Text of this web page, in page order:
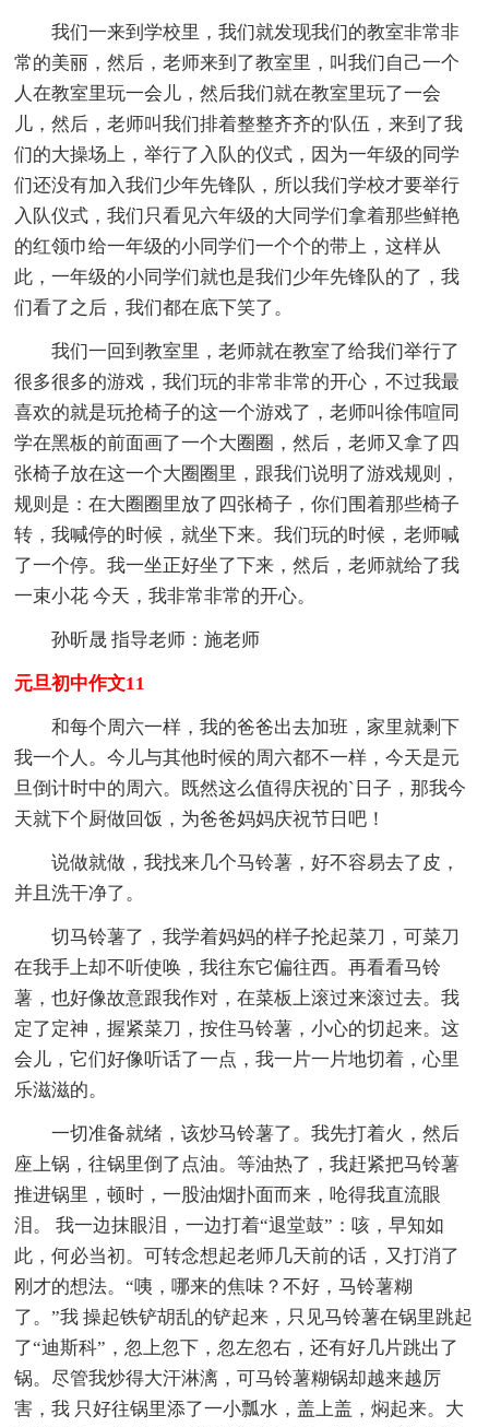
我们一来到学校里，我们就发现我们的教室非常非
常的美丽，然后，老师来到了教室里，叫我们自己一个
人在教室里玩一会儿，然后我们就在教室里玩了一会
儿，然后，老师叫我们排着整整齐齐的'队伍，来到了我
们的大操场上，举行了入队的仪式，因为一年级的同学
们还没有加入我们少年先锋队，所以我们学校才要举行
入队仪式，我们只看见六年级的大同学们拿着那些鲜艳
的红领巾给一年级的小同学们一个个的带上，这样从
此，一年级的小同学们就也是我们少年先锋队的了，我
们看了之后，我们都在底下笑了。
我们一回到教室里，老师就在教室了给我们举行了
很多很多的游戏，我们玩的非常非常的开心，不过我最
喜欢的就是玩抢椅子的这一个游戏了，老师叫徐伟喧同
学在黑板的前面画了一个大圈圈，然后，老师又拿了四
张椅子放在这一个大圈圈里，跟我们说明了游戏规则，
规则是：在大圈圈里放了四张椅子，你们围着那些椅子
转，我喊停的时候，就坐下来。我们玩的时候，老师喊
了一个停。我一坐正好坐了下来，然后，老师就给了我
一束小花 今天，我非常非常的开心。
孙昕晟 指导老师：施老师
元旦初中作文11
和每个周六一样，我的爸爸出去加班，家里就剩下
我一个人。今儿与其他时候的周六都不一样，今天是元
旦倒计时中的周六。既然这么值得庆祝的`日子，那我今
天就下个厨做回饭，为爸爸妈妈庆祝节日吧！
说做就做，我找来几个马铃薯，好不容易去了皮，
并且洗干净了。
切马铃薯了，我学着妈妈的样子抡起菜刀，可菜刀
在我手上却不听使唤，我往东它偏往西。再看看马铃
薯，也好像故意跟我作对，在菜板上滚过来滚过去。我
定了定神，握紧菜刀，按住马铃薯，小心的切起来。这
会儿，它们好像听话了一点，我一片一片地切着，心里
乐滋滋的。
一切准备就绪，该炒马铃薯了。我先打着火，然后
座上锅，往锅里倒了点油。等油热了，我赶紧把马铃薯
推进锅里，顿时，一股油烟扑面而来，呛得我直流眼
泪。 我一边抹眼泪，一边打着“退堂鼓”：咳，早知如
此，何必当初。可转念想起老师几天前的话，又打消了
刚才的想法。“咦，哪来的焦味？不好，马铃薯糊
了。”我 操起铁铲胡乱的铲起来，只见马铃薯在锅里跳起
了“迪斯科”，忽上忽下，忽左忽右，还有好几片跳出了
锅。尽管我炒得大汗淋漓，可马铃薯糊锅却越来越厉
害，我 只好往锅里添了一小瓢水，盖上盖，焖起来。大